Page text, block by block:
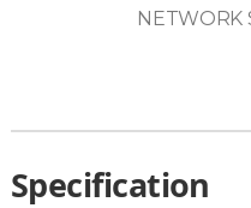
NETWORK
Specification